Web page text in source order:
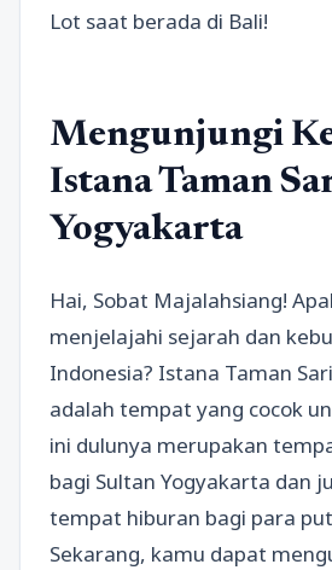
Lot saat berada di Bali!
Mengunjungi
Istana Taman
Yogyakarta
Hai, Sobat Majalahsiang!
menjelajahi sejarah dan
Indonesia? Istana Taman
adalah tempat yang cocok
ini dulunya merupakan
bagi Sultan Yogyakarta dan
tempat hiburan bagi para
Sekarang, kamu dapat